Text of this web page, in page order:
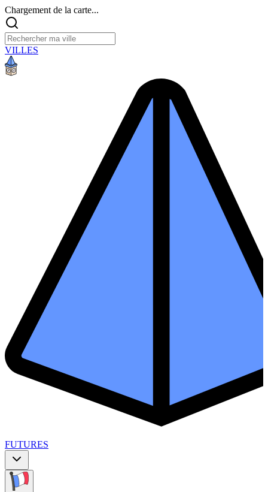
Chargement de la carte...
VILLES
FUTURES